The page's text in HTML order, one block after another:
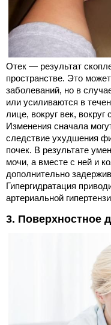
Отек — результат
пространстве. Это
заболеваний, но в
или усиливаются в
лице, вокруг век, вокруг
Изменения сначала
следствие ухудшения
почек. В результате
мочи, а вместе с ней и
дополнительно
Гипергидратация
артериальной
3. Поверхностное